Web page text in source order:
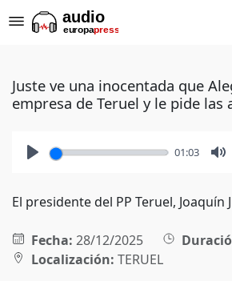
Juste ve una inocentada que
empresa de Teruel y le pide las
01:03
El presidente del PP Teruel, Joaquín
Fecha: 28/12/2025
Localización: TERUEL